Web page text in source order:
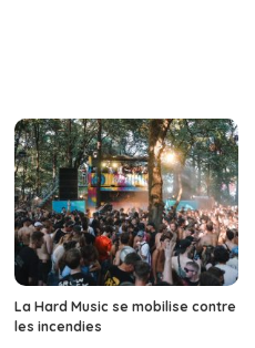
La Hard Music se mobilise contre
les incendies